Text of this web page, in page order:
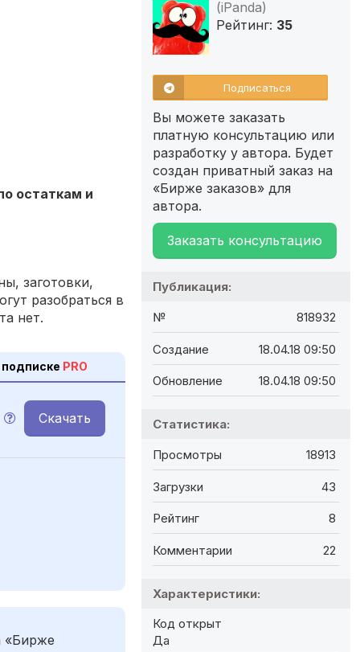
остаткам и
заготовки,
разобраться в
нет.
PRO
Скачать
«Бирже
(iPanda)
Рейтинг: 35
Подписаться
Вы можете заказать
платную консультацию или
разработку у автора. Будет
создан приватный заказ на
«Бирже заказов» для
автора.
Заказать консультацию
Публикация:
№ 818932
Создание 18.04.18 09:50
Обновление 18.04.18 09:50
Статистика:
Просмотры 18913
Загрузки 43
Рейтинг 8
Комментарии 22
Характеристики:
Код открыт
Да